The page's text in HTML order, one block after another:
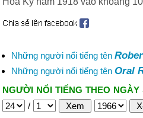
Những người nổi tiếng tên
Những người nổi tiếng tên Oral
NGƯỜI NỔI TIẾNG THEO NGÀY
/